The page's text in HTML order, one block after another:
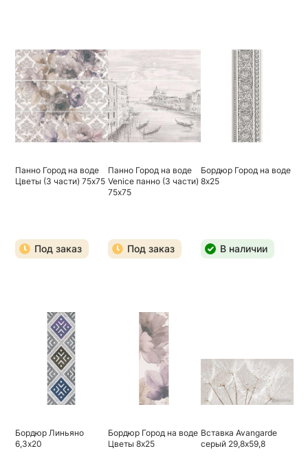
Панно Город на воде
Цветы (3 части) 75х75
Под заказ
Панно Город на воде
Venice панно (3 части)
75х75
Под заказ
Бордюр Город на воде
8х25
В наличии
Бордюр Линьяно
6,3х20
Бордюр Город на воде
Цветы 8х25
Вставка Avangarde
серый 29,8х59,8